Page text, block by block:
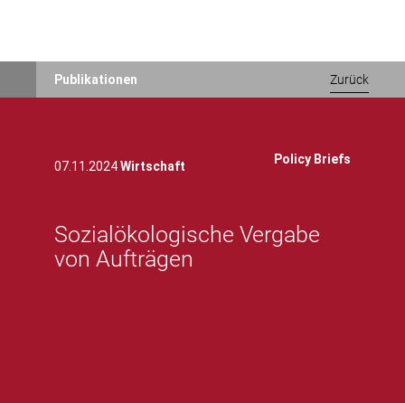
Publikationen Zurück
07.11.2024Wirtschaft Policy Briefs
Sozialökologische Vergabe
von Aufträgen